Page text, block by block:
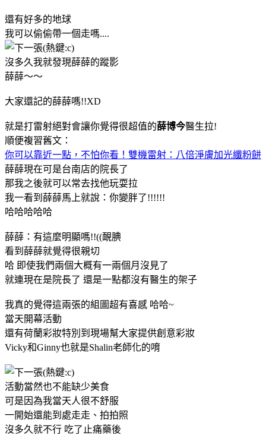
還有好多的地球
我可以偷偷帶一個走嗎....
沒多久我就發現薛薛的蹤影
薛薛～～
大家還記的薛薛嗎!!XD
就是打雷射絕對會讓你覺得很超值的薛博今醫生拉!
順便複習舊文：
你可以靠近一點，不怕你看！雙機雷射：八倍淨膚加光纖粉餅
薛薛現在可是台南店的院長了
那我之後就可以常去找他玩耍拉
我一看到薛薛馬上就說：你變胖了!!!!!!
哈哈哈哈哈
薛薛：有這麼明顯嗎!!((靦腆
看到薛薛就覺得很親切
哈 即使我們兩個大概有一兩個月沒見了
就連現在是院長了 還是一點都沒有醫生的架子
我真的覺得這兩張的組圖超有喜感 哈哈~
當天開幕活動
還有荷蘭彩妝特別到現場幫大家提供創意彩妝
Vicky和Ginny也就是Shalin老師化的唷
活動當然也不能缺少美食
可是因為我當天人很不舒服
一開始還能到處走走、拍拍照
沒多久就不行 吃了止痛藥後